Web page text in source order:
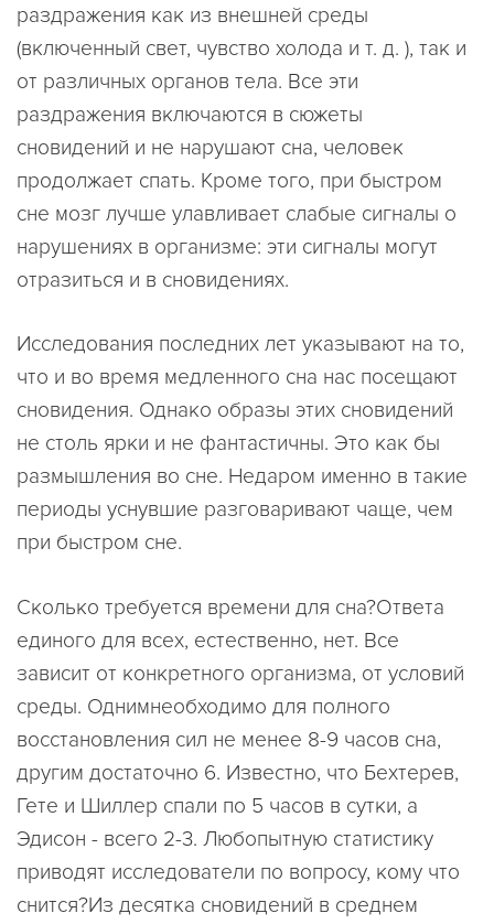
раздражения как из внешней среды
(включенный свет, чувство холода и т. д. ), так и
от различных органов тела. Все эти
раздражения включаются в сюжеты
сновидений и не нарушают сна, человек
продолжает спать. Кроме того, при быстром
сне мозг лучше улавливает слабые сигналы о
нарушениях в организме: эти сигналы могут
отразиться и в сновидениях.
Исследования последних лет указывают на то,
что и во время медленного сна нас посещают
сновидения. Однако образы этих сновидений
не столь ярки и не фантастичны. Это как бы
размышления во сне. Недаром именно в такие
периоды уснувшие разговаривают чаще, чем
при быстром сне.
Сколько требуется времени для сна?Ответа
единого для всех, естественно, нет. Все
зависит от конкретного организма, от условий
среды. Однимнеобходимо для полного
восстановления сил не менее 8-9 часов сна,
другим достаточно 6. Известно, что Бехтерев,
Гете и Шиллер спали по 5 часов в сутки, а
Эдисон - всего 2-3. Любопытную статистику
приводят исследователи по вопросу, кому что
снится?Из десятка сновидений в среднем